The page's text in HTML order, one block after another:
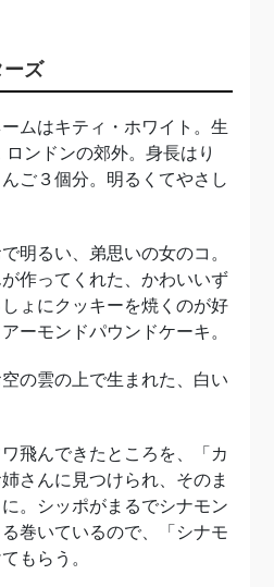
ーズ
ムはキティ・ホワイト。生
ンドンの郊外。身長はり
ご３個分。明るくてやさし
明るい、弟思いの女のコ。
作ってくれた、かわいいず
ょにクッキーを焼くのが好
ーモンドパウンドケーキ。
の雲の上で生まれた、白い
飛んできたところを、「カ
さんに見つけられ、そのま
。シッポがまるでシナモン
巻いているので、「シナモ
もらう。